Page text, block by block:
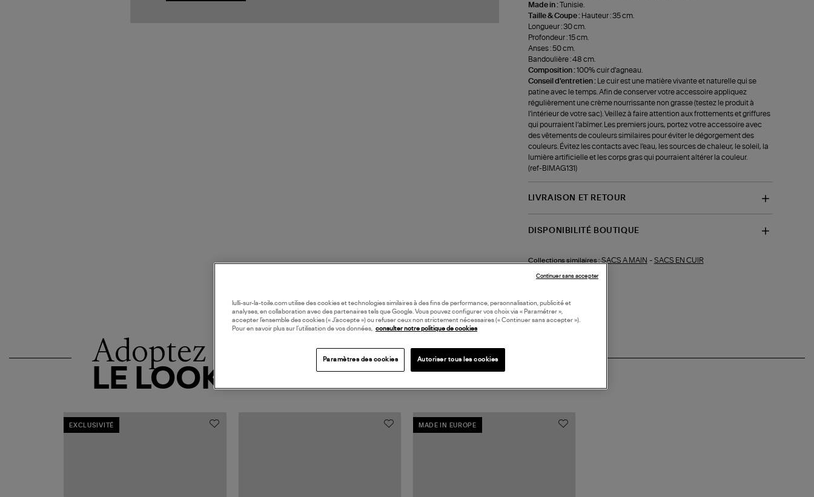
Made in :Tunisie.
Taille & Coupe : Hauteur : 35 cm.
Longueur : 30 cm.
Profondeur : 15 cm.
Anses : 50 cm.
Bandoulière : 48 cm.
Composition :100% cuir d'agneau.
Conseil d'entretien :
Le cuir est une matière vivante et naturelle qui se
patine avec le temps. Afin de conserver votre accessoire appliquez
régulièrement une crème nourrissante non grasse (testez le produit à
l'intérieur de votre sac). Veillez à faire attention aux frottements et griffures
qui pourraient l’abîmer. Les premiers jours, portez votre accessoire avec
des vêtements de couleurs similaires pour éviter le dégorgement des
couleurs. Évitez les contacts avec l'eau, les sources de chaleur, le soleil, la
lumière artificielle et les corps gras qui pourraient altérer la couleur.
(ref-BIMAG131)
LIVRAISON ET RETOUR
DISPONIBILITÉ BOUTIQUE
Collections similaires : SACS A MAIN - SACS EN CUIR
Adoptez
LE LOOK
EXCLUSIVITÉ MADE IN EUROPE
lulli-sur-la-toile.com utilise des cookies et technologies similaires à des fins de performance, personnalisation, publicité et
analyses, en collaboration avec des partenaires tels que Google. Vous pouvez configurer vos choix via « Paramétrer »,
accepter l’ensemble des cookies (« J’accepte ») ou refuser ceux non strictement nécessaires (« Continuer sans accepter »).
Pour en savoir plus sur l’utilisation de vos données, consulter notre politique de cookies
Paramètres des cookies Autoriser tous les cookies
Continuer sans accepter